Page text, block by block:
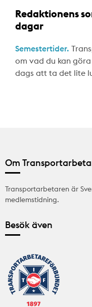
Redaktionens
dagar
Semestertider.
om vad du kan
dags att ta det lite
Om
Transportarbetaren är
medlemstidning.
Besök även